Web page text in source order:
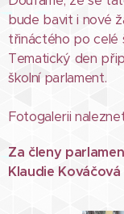
bude bavit i nové
třináctého po celé
Tematický den
školní parlament.
Fotogalerii
Za členy
Klaudie Kováčová